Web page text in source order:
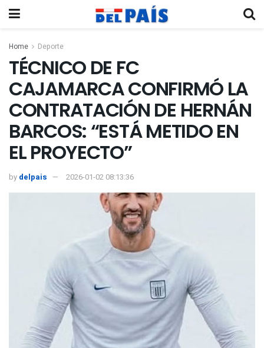
Home Deporte
TÉCNICO DE FC
CAJAMARCA CONFIRMÓ LA
CONTRATACIÓN DE HERNÁN
BARCOS: “ESTÁ METIDO EN
EL PROYECTO”
by delpais 2026-01-02 08:13:36